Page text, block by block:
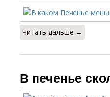
Читать дальше →
В печенье